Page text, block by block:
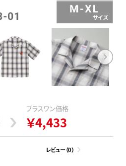
プラスワン価格
￥4,433
レビュー（0）